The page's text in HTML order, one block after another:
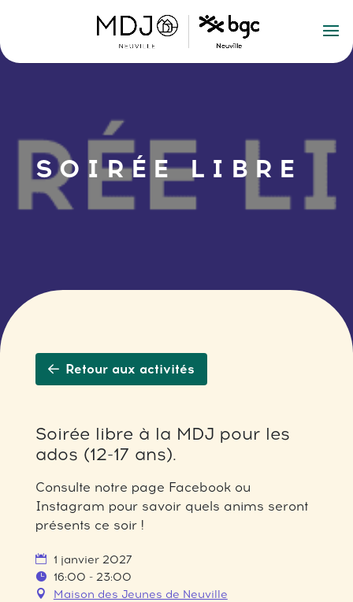
SOIRÉE LIBRE
Retour aux activités
Soirée libre à la MDJ pour les
ados (12-17 ans).
Consulte notre page Facebook ou
Instagram pour savoir quels anims seront
présents ce soir !
1 janvier 2027
16:00 - 23:00
Maison des Jeunes de Neuville